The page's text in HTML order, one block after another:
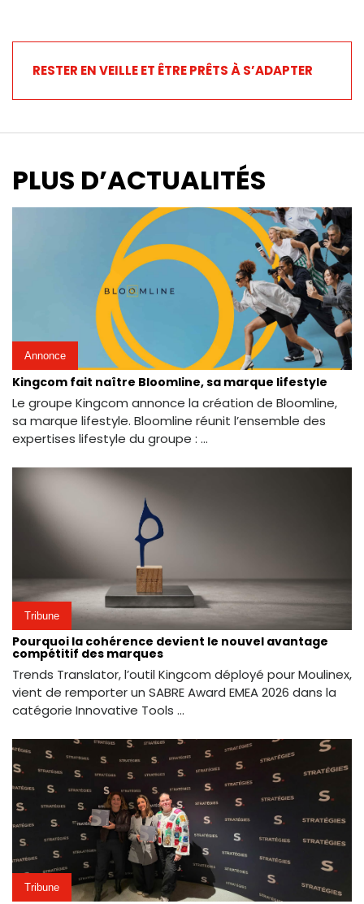
RESTER EN VEILLE ET ÊTRE PRÊTS À S’ADAPTER
PLUS D’ACTUALITÉS
Annonce
Kingcom fait naître Bloomline, sa marque lifestyle
Le groupe Kingcom annonce la création de Bloomline,
sa marque lifestyle. Bloomline réunit l’ensemble des
expertises lifestyle du groupe : ...
Tribune
Pourquoi la cohérence devient le nouvel avantage
compétitif des marques
Trends Translator, l’outil Kingcom déployé pour Moulinex,
vient de remporter un SABRE Award EMEA 2026 dans la
catégorie Innovative Tools ...
Tribune